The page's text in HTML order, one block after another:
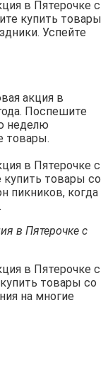
в Пятерочке с
купить товары
Успейте
акция в
Поспешите
неделю
товары.
в Пятерочке с
купить товары со
пикников, когда
в Пятерочке с
в Пятерочке с
товары со
на многие